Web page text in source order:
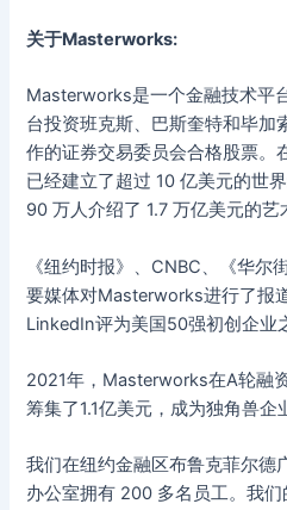
关于Masterworks:
Masterworks是一个金融技术平
台投资班克斯、巴斯奎特和毕加
作的证券交易委员会合格股票。
已经建立了超过 10 亿美元的世
90 万人介绍了 1.7 万亿美元的艺
《纽约时报》、CNBC、《华尔
要媒体对Masterworks进行了报
LinkedIn评为美国50强初创企业
2021年，Masterworks在A轮融
筹集了1.1亿美元，成为独角兽企
我们在纽约金融区布鲁克菲尔德
办公室拥有 200 多名员工。我